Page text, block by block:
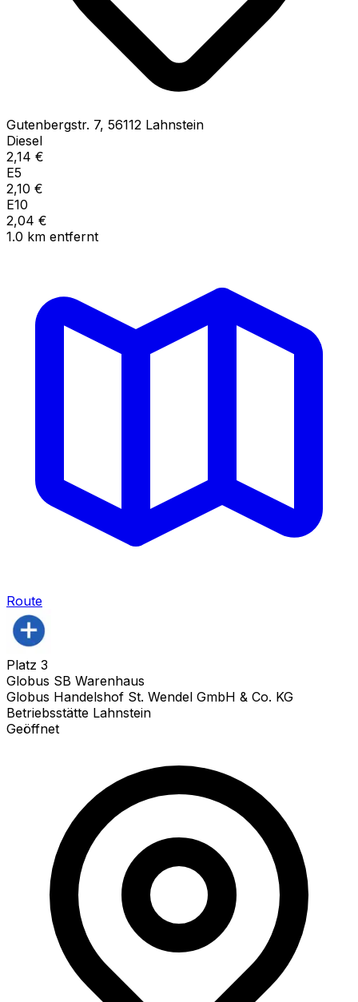
Gutenbergstr. 7, 56112 Lahnstein
Diesel
2,14 €
E5
2,10 €
E10
2,04 €
1.0 km entfernt
Route
Platz 3
Globus SB Warenhaus
Globus Handelshof St. Wendel GmbH & Co. KG
Betriebsstätte Lahnstein
Geöffnet